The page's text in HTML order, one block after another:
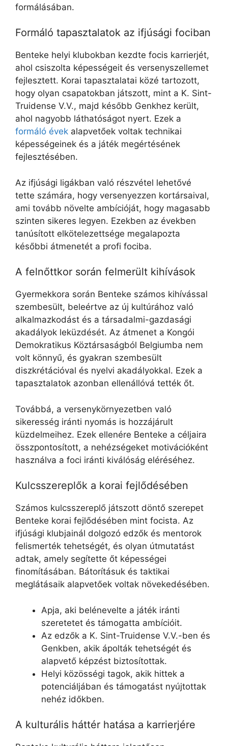
formálásában.
Formáló tapasztalatok az ifjúsági fociban
Benteke helyi klubokban kezdte focis karrierjét,
ahol csiszolta képességeit és versenyszellemet
fejlesztett. Korai tapasztalatai közé tartozott,
hogy olyan csapatokban játszott, mint a K. Sint-
Truidense V.V., majd később Genkhez került,
ahol nagyobb láthatóságot nyert. Ezek a
formáló évek alapvetőek voltak technikai
képességeinek és a játék megértésének
fejlesztésében.
Az ifjúsági ligákban való részvétel lehetővé
tette számára, hogy versenyezzen kortársaival,
ami tovább növelte ambícióját, hogy magasabb
szinten sikeres legyen. Ezekben az években
tanúsított elkötelezettsége megalapozta
későbbi átmenetét a profi fociba.
A felnőttkor során felmerült kihívások
Gyermekkora során Benteke számos kihívással
szembesült, beleértve az új kultúrához való
alkalmazkodást és a társadalmi-gazdasági
akadályok leküzdését. Az átmenet a Kongói
Demokratikus Köztársaságból Belgiumba nem
volt könnyű, és gyakran szembesült
diszkrétációval és nyelvi akadályokkal. Ezek a
tapasztalatok azonban ellenállóvá tették őt.
Továbbá, a versenykörnyezetben való
sikeresség iránti nyomás is hozzájárult
küzdelmeihez. Ezek ellenére Benteke a céljaira
összpontosított, a nehézségeket motivációként
használva a foci iránti kiválóság eléréséhez.
Kulcsszereplők a korai fejlődésében
Számos kulcsszereplő játszott döntő szerepet
Benteke korai fejlődésében mint focista. Az
ifjúsági klubjainál dolgozó edzők és mentorok
felismerték tehetségét, és olyan útmutatást
adtak, amely segítette őt képességei
finomításában. Bátorításuk és taktikai
meglátásaik alapvetőek voltak növekedésében.
Apja, aki belénevelte a játék iránti
szeretetet és támogatta ambícióit.
Az edzők a K. Sint-Truidense V.V.-ben és
Genkben, akik ápolták tehetségét és
alapvető képzést biztosítottak.
Helyi közösségi tagok, akik hittek a
potenciáljában és támogatást nyújtottak
nehéz időkben.
A kulturális háttér hatása a karrierjére